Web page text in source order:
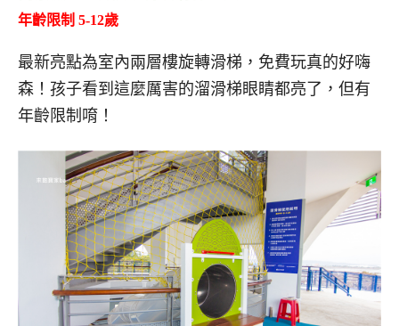
年齡限制 5-12歲
最新亮點為室內兩層樓旋轉滑梯，免費玩真的好嗨
森！孩子看到這麼厲害的溜滑梯眼睛都亮了，但有
年齡限制唷！